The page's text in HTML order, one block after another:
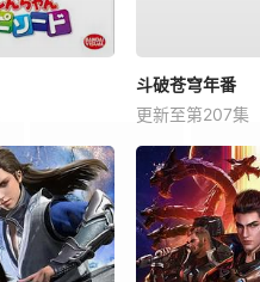
斗破苍穹年番
更新至第207集